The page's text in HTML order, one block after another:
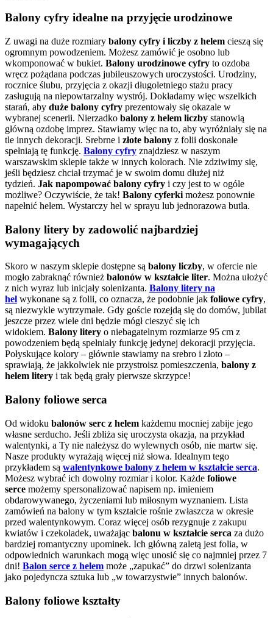
Balony cyfry idealne na przyjęcie urodzinowe
Z uwagi na duże rozmiary balony cyfry i liczby z helem cieszą się
ogromnym powodzeniem. Możesz zamówić je osobno lub
wkomponować w bukiet. Balony urodzinowe cyfry to ozdoba
wręcz pożądana podczas jubileuszowych uroczystości. Urodziny,
rocznice ślubu, przyjęcia z okazji długoletniego stażu pracy
zasługują na niepowtarzalny wystrój. Dokładamy więc wszelkich
starań, aby duże balony cyfry prezentowały się okazale w
wybranej scenerii. Nierzadko balony z helem liczby stanowią
główną ozdobę imprez. Stawiamy więc na to, aby wyróżniały się na
tle innych dekoracji. Srebrne i złote balony z folii doskonale
spełniają tę funkcję. Balony cyfry znajdziesz w naszym
warszawskim sklepie także w innych kolorach. Nie zdziwimy się,
jeśli będziesz chciał trzymać je w swoim domu dłużej niż
tydzień. Jak napompować balony cyfry i czy jest to w ogóle
możliwe? Oczywiście, że tak! Balony cyferki możesz ponownie
napełnić helem. Wystarczy hel w sprayu lub jednorazowa butla.
Balony litery by zadowolić najbardziej
wymagających
Skoro w naszym sklepie dostępne są balony liczby, w ofercie nie
mogło zabraknąć również balonów w kształcie liter. Można ułożyć
z nich wyraz lub inicjały solenizanta. Balony litery na
hel wykonane są z folii, co oznacza, że podobnie jak foliowe cyfry,
są niezwykle wytrzymałe. Gdy goście rozejdą się do domów, jubilat
jeszcze przez wiele dni będzie mógł cieszyć się ich
widokiem. Balony litery o niebagatelnym rozmiarze 95 cm z
powodzeniem będą spełniały funkcję jedynej dekoracji przyjęcia.
Połyskujące kolory – głównie stawiamy na srebro i złoto –
sprawiają, że jakkolwiek nie przystroisz pomieszczenia, balony z
helem litery i tak będą grały pierwsze skrzypce!
Balony foliowe serca
Od widoku balonów serc z helem każdemu mocniej zabije jego
własne serducho. Jeśli zbliża się uroczysta okazja, na przykład
walentynki, a Ty nie należysz do wylewnych osób, nie martw się.
Nasze produkty wyrażają więcej niż słowa. Idealnym tego
przykładem są walentynkowe balony z helem w kształcie serca.
Możesz wybrać ich dowolny rozmiar i kolor. Każde foliowe
serce możemy spersonalizować napisem np. imieniem
obdarowywanego, życzeniami lub miłosnym wyznaniem. Lista
zamówień na balony w tym kształcie rośnie zwłaszcza w okresie
przed walentynkowym. Coraz więcej osób rezygnuje z zakupu
kwiatów i czekoladek, uważając balonu w kształcie serca za dużo
bardziej romantyczny upominek. Ich główną zaletą jest folia, w
odpowiednich warunkach mogą więc unosić się co najmniej przez 7
dni! Balon serce z helem może „zapukać” do drzwi solenizanta
jako pojedyncza sztuka lub „w towarzystwie” innych balonów.
Balony foliowe kształty